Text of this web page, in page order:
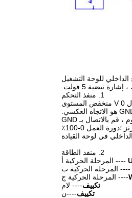
للوحة التشغيل
نبضية 5 فولت.
1. منفذ التحكم
---- الدورية منافذ التحكم في الاتجاه.قم بتوصيل المستوى العالي "5V" أو لا يوجد اتصال هو الاتجاه الأمامي ، أو الاتصال 0 V منخفض المستوى
---- منفذ التحكم في السرعة.تنظيم السرعة الخطية للجهد التناظري 0.1 فولت -5 فولت ، مقاومة الإدخال هي 20 كيلو أوم ، قم بالاتصال بـ GND
في لوحة القيادة
2. منفذ الطاقة
---- المرحلة الحركية أ
---- المرحلة الحركية ب
---- المرحلة الحركية ج
تكييف---- لام
تكييف----ن